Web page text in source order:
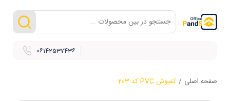
06142537436
صفحه اصلی / کفپوش PVC کد 203